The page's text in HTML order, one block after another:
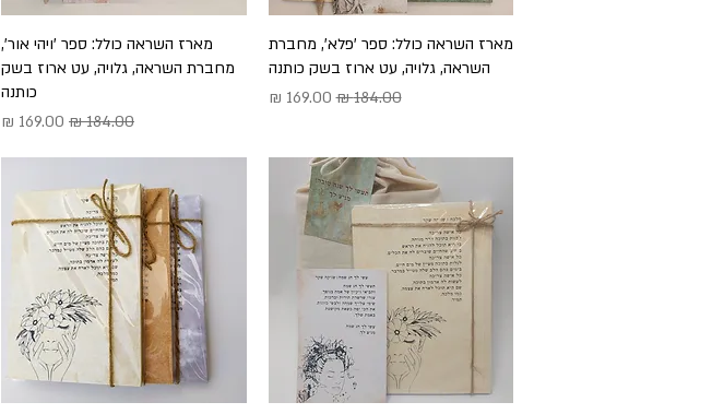
תצוגה מהירה
מארז השראה כולל: ספר 'פלא', מחברת
השראה, גלויה, עט ארוז בשק כותנה
מחיר רגיל‏184.00 ‏₪ מחיר מבצע
תצוגה מהירה
מארז השראה כולל: ספר 'ויהי אור',
מחברת השראה, גלויה, עט ארוז בשק
כותנה
מחיר רגיל מחיר מבצע